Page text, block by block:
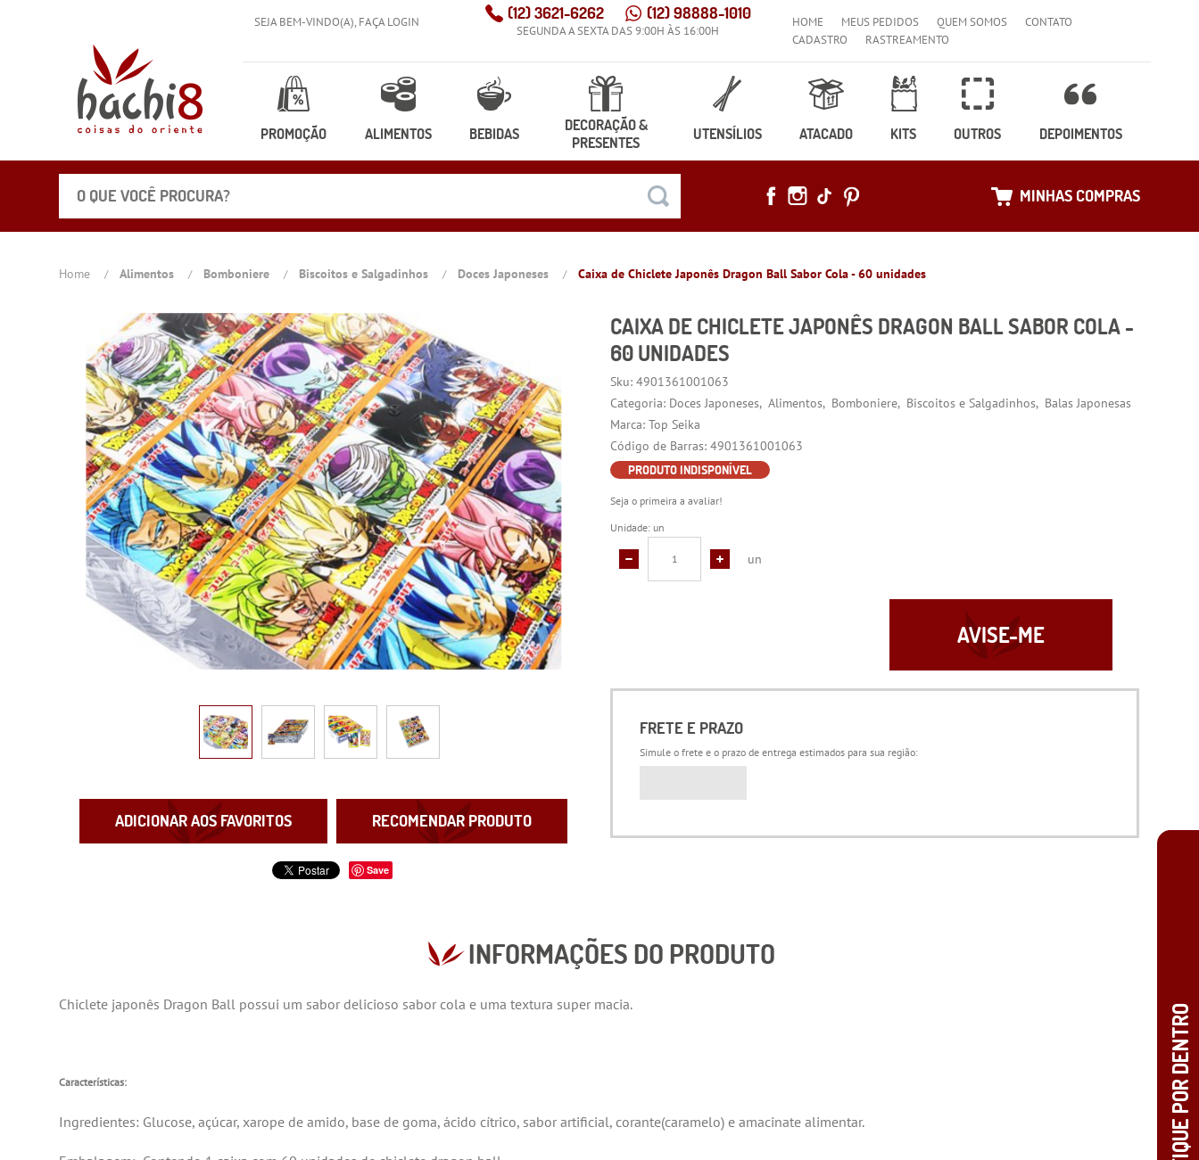
SEJA BEM-VINDO(A), FAÇA LOGIN (12)3621-6262 (12)98888-1010
SEGUNDA A SEXTA DAS 9:00H ÀS 16:00H
HOME MEUS PEDIDOS QUEM SOMOS
CONTATO
CADASTRO
RASTREAMENTO
PROMOÇÃO ALIMENTOS BEBIDAS
DECORAÇÃO &
PRESENTES
UTENSÍLIOS ATACADO KITS OUTROS DEPOIMENTOS
MINHAS COMPRAS
Home Alimentos Bomboniere Biscoitos e Salgadinhos Doces Japoneses Caixa de Chiclete Japonês Dragon Ball Sabor Cola - 60 unidades
ADICIONAR AOS FAVORITOS RECOMENDAR PRODUTO
Save
CAIXA DE CHICLETE JAPONÊS DRAGON BALL SABOR COLA -
60 UNIDADES
Sku:4901361001063
Categoria: Doces Japoneses Alimentos Bomboniere Biscoitos e Salgadinhos
Balas Japonesas
Marca:Top Seika
Código de Barras:4901361001063
PRODUTO INDISPONÍVEL
Seja o primeira a avaliar!
Unidade: un
un
AVISE-ME
FRETE E PRAZO
Simule o frete e o prazo de entrega estimados para sua região:
INFORMAÇÕES DO PRODUTO
Chiclete japonês Dragon Ball possui um sabor delicioso sabor cola e uma textura super macia.
Características:
Ingredientes: Glucose, açúcar, xarope de amido, base de goma, ácido cítrico, sabor artificial, corante(caramelo) e amacinate alimentar.